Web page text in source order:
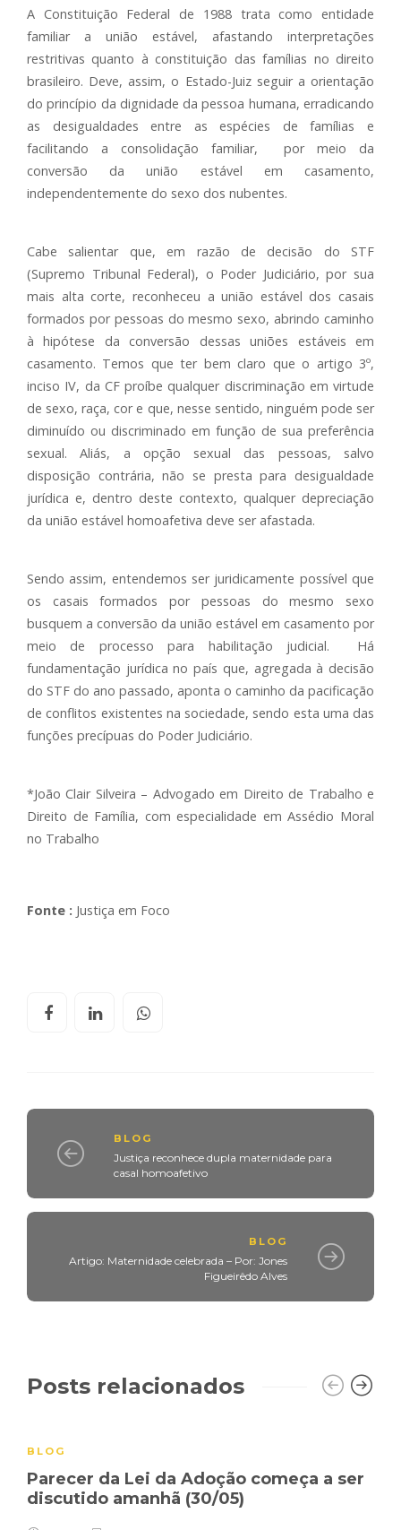
A Constituição Federal de 1988 trata como entidade
familiar a união estável, afastando interpretações
restritivas quanto à constituição das famílias no direito
brasileiro. Deve, assim, o Estado-Juiz seguir a orientação
do princípio da dignidade da pessoa humana, erradicando
as desigualdades entre as espécies de famílias e
facilitando a consolidação familiar, por meio da
conversão da união estável em casamento,
independentemente do sexo dos nubentes.
Cabe salientar que, em razão de decisão do STF
(Supremo Tribunal Federal), o Poder Judiciário, por sua
mais alta corte, reconheceu a união estável dos casais
formados por pessoas do mesmo sexo, abrindo caminho
à hipótese da conversão dessas uniões estáveis em
casamento. Temos que ter bem claro que o artigo 3º,
inciso IV, da CF proíbe qualquer discriminação em virtude
de sexo, raça, cor e que, nesse sentido, ninguém pode ser
diminuído ou discriminado em função de sua preferência
sexual. Aliás, a opção sexual das pessoas, salvo
disposição contrária, não se presta para desigualdade
jurídica e, dentro deste contexto, qualquer depreciação
da união estável homoafetiva deve ser afastada.
Sendo assim, entendemos ser juridicamente possível que
os casais formados por pessoas do mesmo sexo
busquem a conversão da união estável em casamento por
meio de processo para habilitação judicial. Há
fundamentação jurídica no país que, agregada à decisão
do STF do ano passado, aponta o caminho da pacificação
de conflitos existentes na sociedade, sendo esta uma das
funções precípuas do Poder Judiciário.
*João Clair Silveira – Advogado em Direito de Trabalho e
Direito de Família, com especialidade em Assédio Moral
no Trabalho
Fonte : Justiça em Foco
BLOG
Justiça reconhece dupla maternidade para
casal homoafetivo
BLOG
Artigo: Maternidade celebrada – Por: Jones
Figueirêdo Alves
Posts relacionados
BLOG
Parecer da Lei da Adoção começa a ser
discutido amanhã (30/05)